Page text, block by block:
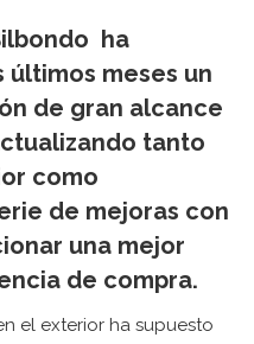
ha
meses un
de gran alcance
tanto
como
de mejoras con
una mejor
de compra.
el exterior ha supuesto